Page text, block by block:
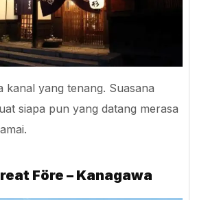
kanal yang tenang. Suasana
siapa pun yang datang merasa
Före – Kanagawa